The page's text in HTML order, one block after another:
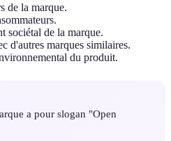
de la marque.
sociétal de la marque.
d'autres marques similaires.
du produit.
a pour slogan "Open